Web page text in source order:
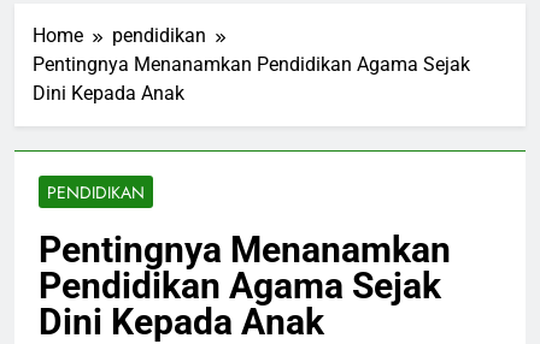
Home
pendidikan
Pentingnya Menanamkan Pendidikan Agama Sejak
Dini Kepada Anak
PENDIDIKAN
Pentingnya Menanamkan
Pendidikan Agama Sejak
Dini Kepada Anak